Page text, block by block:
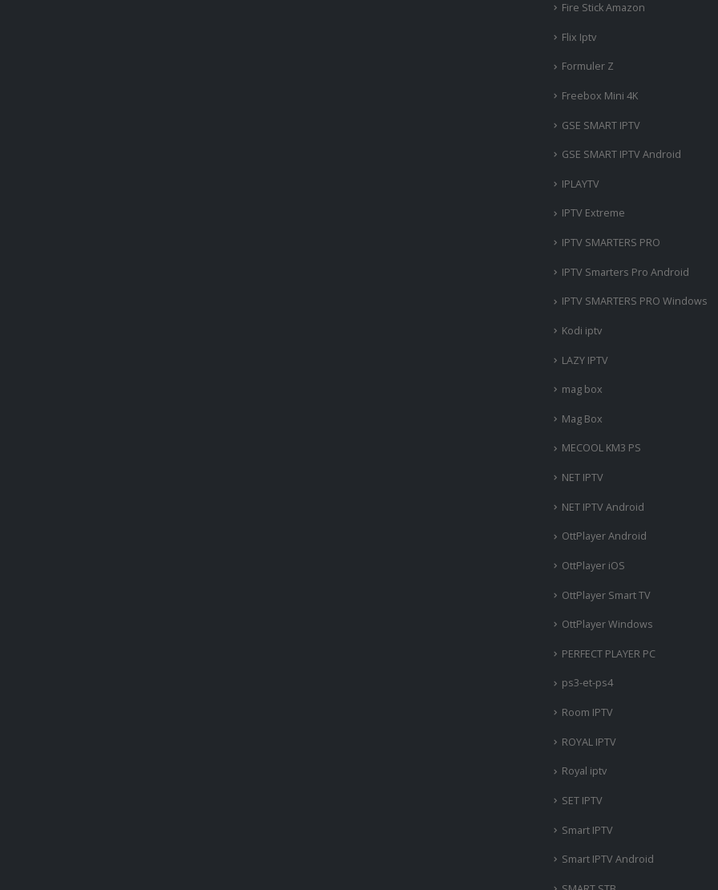
Fire Stick Amazon
Flix Iptv
Formuler Z
Freebox Mini 4K
‎GSE SMART IPTV
GSE SMART IPTV Android
IPLAYTV
IPTV Extreme
IPTV SMARTERS PRO
IPTV Smarters Pro Android
IPTV SMARTERS PRO Windows
Kodi iptv
LAZY IPTV
mag box
Mag Box
MECOOL KM3 PS
NET IPTV
NET IPTV Android
OttPlayer Android
OttPlayer iOS
OttPlayer Smart TV
OttPlayer Windows
PERFECT PLAYER PC
ps3-et-ps4
Room IPTV
ROYAL IPTV
Royal iptv
SET IPTV
Smart IPTV
Smart IPTV Android